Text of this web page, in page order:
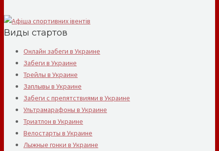
Виды стартов
Онлайн забеги в Украине
Забеги в Украине
Трейлы в Украине
Заплывы в Украине
Забеги с препятствиями в Украине
Ультрамарафоны в Украине
Триатлон в Украине
Велостарты в Украине
Лыжные гонки в Украине